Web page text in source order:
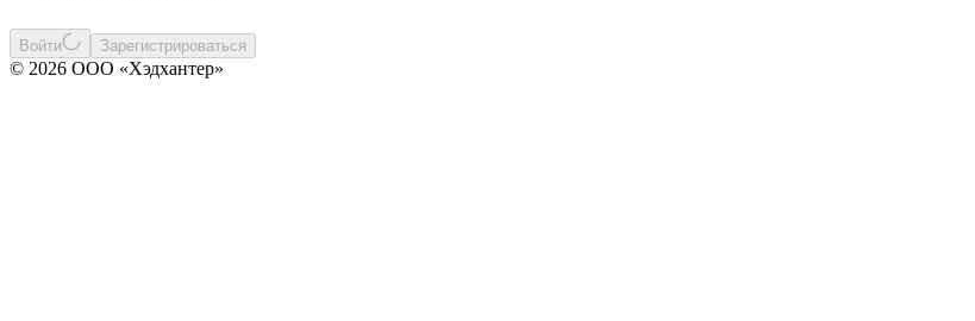
Войти Зарегистрироваться
© 2026 ООО «Хэдхантер»